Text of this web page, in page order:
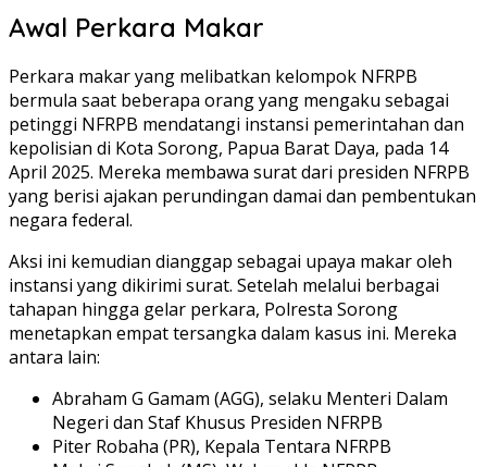
Awal Perkara Makar
Perkara makar yang melibatkan kelompok NFRPB
bermula saat beberapa orang yang mengaku sebagai
petinggi NFRPB mendatangi instansi pemerintahan dan
kepolisian di Kota Sorong, Papua Barat Daya, pada 14
April 2025. Mereka membawa surat dari presiden NFRPB
yang berisi ajakan perundingan damai dan pembentukan
negara federal.
Aksi ini kemudian dianggap sebagai upaya makar oleh
instansi yang dikirimi surat. Setelah melalui berbagai
tahapan hingga gelar perkara, Polresta Sorong
menetapkan empat tersangka dalam kasus ini. Mereka
antara lain:
Abraham G Gamam (AGG), selaku Menteri Dalam
Negeri dan Staf Khusus Presiden NFRPB
Piter Robaha (PR), Kepala Tentara NFRPB